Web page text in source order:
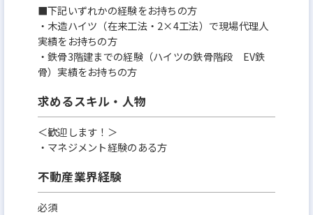
■下記いずれかの経験をお持ちの方
・木造ハイツ（在来工法・2×4工法）で現場代理人
実績をお持ちの方
・鉄骨3階建までの経験（ハイツの鉄骨階段 EV鉄
骨）実績をお持ちの方
求めるスキル・人物
＜歓迎します！＞
・マネジメント経験のある方
不動産業界経験
必須